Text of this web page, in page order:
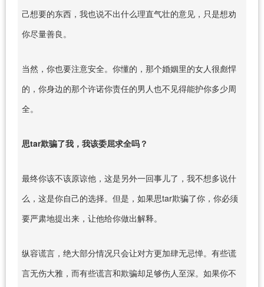
己想要的东西，我也说不出什么理直气壮的意见，只是想劝
你尽量善良。
当然，你也要注意安全。你懂的，那个婚姻里的女人很彪悍
的，你身边的那个许诺你责任的男人也不见得能护你多少周
全。
思tar欺骗了我，我该委屈求全吗？
最终你该不该原谅他，这是另外一回事儿了，我不想多说什
么，这是你自己的选择。但是，如果思tar欺骗了你，你必须
要严肃地提出来，让他给你做出解释。
纵容谎言，绝大部分情况只会让对方更加肆无忌惮。有些谎
言无伤大雅，而有些谎言和欺骗却足够伤人至深。如果你不